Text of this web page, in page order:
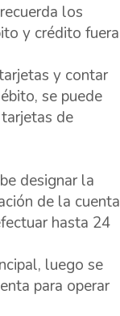
los
y crédito fuera
y contar
se puede
de
designar la
de la cuenta
hasta 24
luego se
para operar